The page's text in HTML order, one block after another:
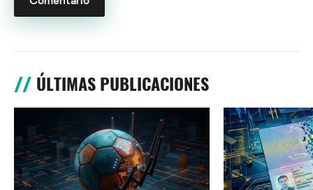
ÚLTIMAS PUBLICACIONES